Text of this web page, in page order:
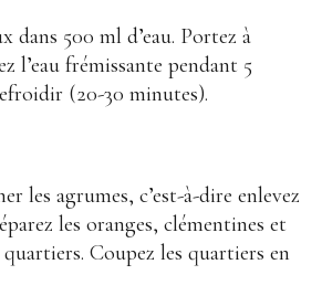
dans 500 ml d’eau. Portez à
l’eau frémissante pendant 5
(20-30 minutes).
les agrumes, c’est-à-dire enlevez
les oranges, clémentines et
Coupez les quartiers en